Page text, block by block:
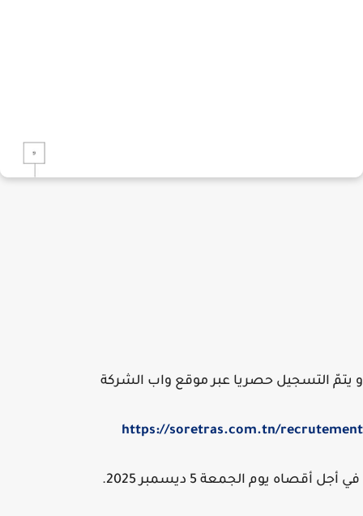
التسجيل حصريا عبر موقع واب الشركة
https://soretras.com.tn/
أقصاه يوم الجمعة 5 ديسمبر 2025.